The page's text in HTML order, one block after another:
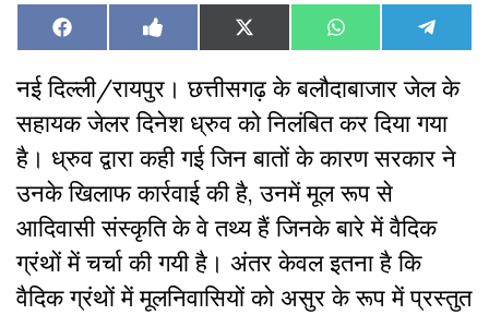
Share
on
Facebook Share
on
Like
on
Share
on
X
(Twitter)
Share
on
WhatsAppShare
on
नई दिल्ली/रायपुर। छत्तीसगढ़ के बलौदाबाजार जेल के
सहायक जेलर दिनेश ध्रुव को निलंबित कर दिया गया
है। ध्रुव द्वारा कही गई जिन बातों के कारण सरकार ने
उनके खिलाफ कार्रवाई की है, उनमें मूल रूप से
आदिवासी संस्कृति के वे तथ्य हैं जिनके बारे में वैदिक
ग्रंथों में चर्चा की गयी है। अंतर केवल इतना है कि
वैदिक ग्रंथों में मूलनिवासियों को असुर के रूप में प्रस्तुत